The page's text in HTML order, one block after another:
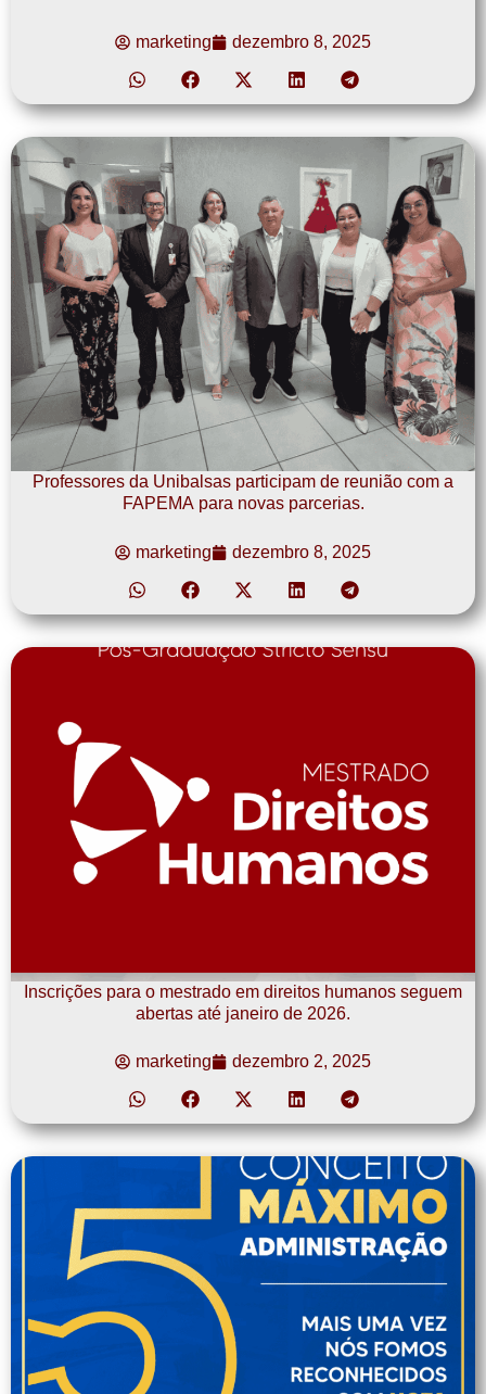
marketing dezembro 8, 2025
Professores da Unibalsas participam de reunião com a
FAPEMA para novas parcerias.
marketing dezembro 8, 2025
Inscrições para o mestrado em direitos humanos seguem
abertas até janeiro de 2026.
marketing dezembro 2, 2025